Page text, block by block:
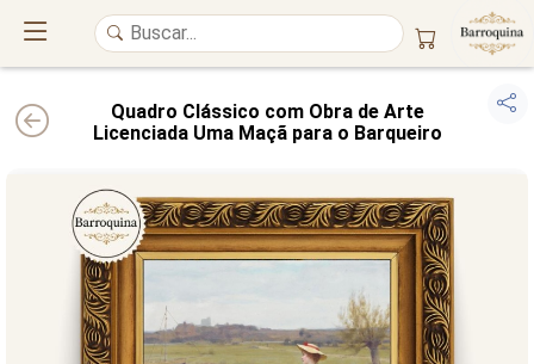
UM ATELIÊ 100% FINE ART
Quadro Clássico com Obra de Arte
Licenciada Uma Maçã para o Barqueiro